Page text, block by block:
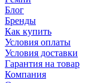
Блог
Бренды
Как купить
Условия оплаты
Условия доставки
Гарантия на товар
Компания